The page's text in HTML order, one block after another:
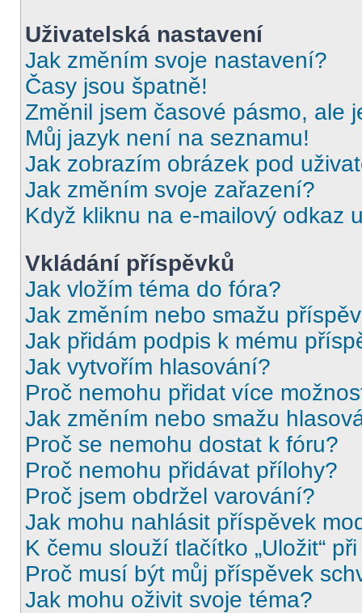
Uživatelská nastavení
Jak změním svoje nastavení?
Časy jsou špatně!
Změnil jsem časové pásmo, ale
Můj jazyk není na seznamu!
Jak zobrazím obrázek pod
Jak změním svoje zařazení?
Když kliknu na e-mailový odkaz
Vkládání příspěvků
Jak vložím téma do fóra?
Jak změním nebo smažu
Jak přidám podpis k mému
Jak vytvořím hlasování?
Proč nemohu přidat více
Jak změním nebo smažu
Proč se nemohu dostat k fóru?
Proč nemohu přidávat přílohy?
Proč jsem obdržel varování?
Jak mohu nahlásit příspěvek
K čemu slouží tlačítko „Uložit“
Proč musí být můj příspěvek
Jak mohu oživit svoje téma?